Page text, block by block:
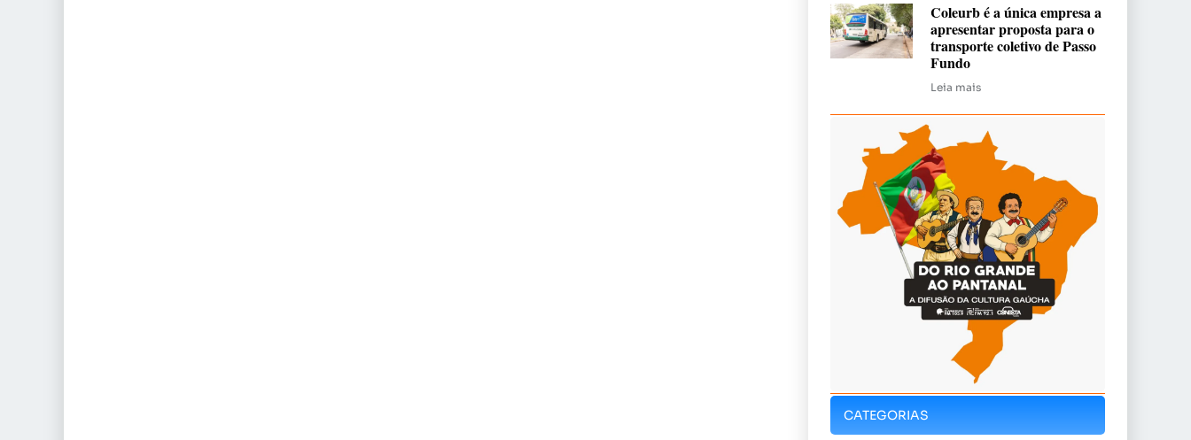
Coleurb é a única empresa a
apresentar proposta para o
transporte coletivo de Passo
Fundo
Leia mais
CATEGORIAS